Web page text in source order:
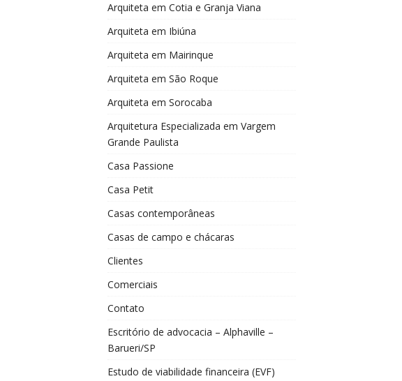
Arquiteta em Cotia e Granja Viana
Arquiteta em Ibiúna
Arquiteta em Mairinque
Arquiteta em São Roque
Arquiteta em Sorocaba
Arquitetura Especializada em Vargem
Grande Paulista
Casa Passione
Casa Petit
Casas contemporâneas
Casas de campo e chácaras
Clientes
Comerciais
Contato
Escritório de advocacia – Alphaville –
Barueri/SP
Estudo de viabilidade financeira (EVF)